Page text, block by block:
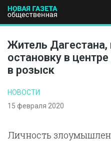
ПОЛИТИКА
Житель Дагестана,
остановку в
в розыск
НОВОСТИ
15 февраля 2020
Личность